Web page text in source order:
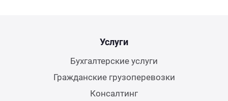
Услуги
Бухгалтерские услуги
Гражданские грузоперевозки
Консалтинг